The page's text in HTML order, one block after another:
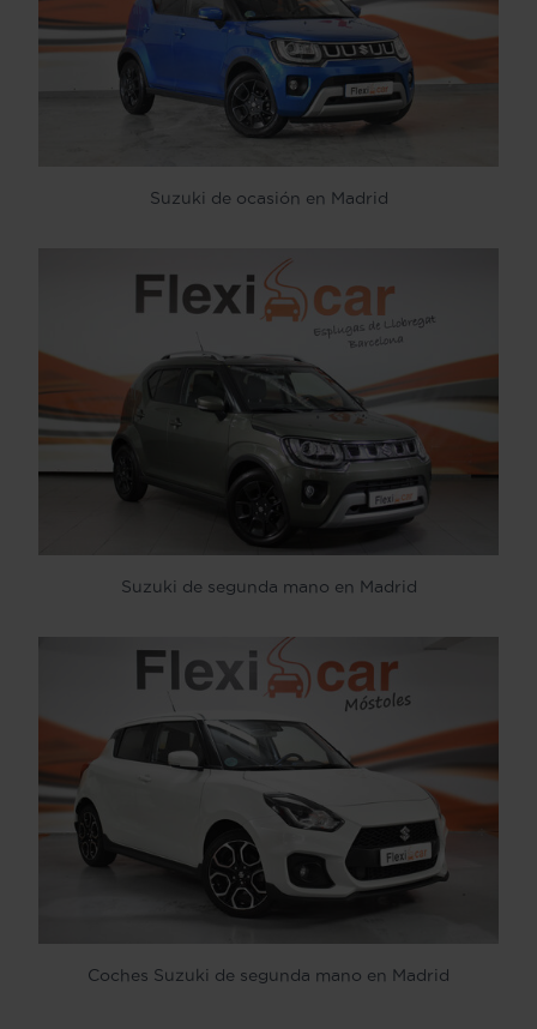
Suzuki de ocasión en Madrid
Suzuki de segunda mano en Madrid
Coches Suzuki de segunda mano en Madrid